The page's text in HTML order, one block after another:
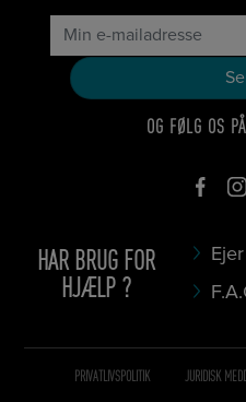
OG FØLG OS
HAR BRUG FOR
HJÆLP ?
Ejer
PRIVATLIVSPOLITIK JURIDISK